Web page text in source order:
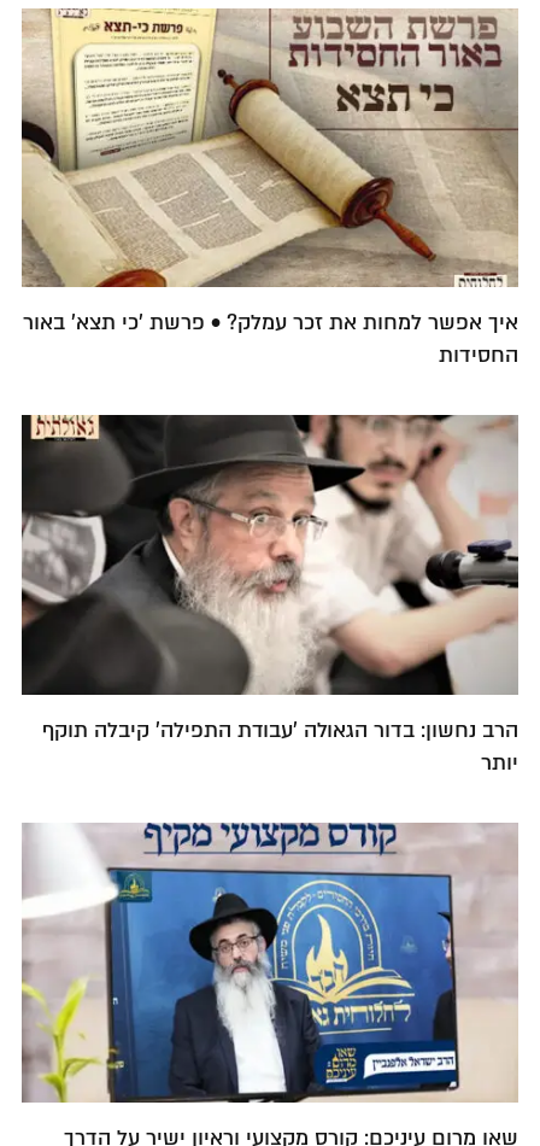
איך אפשר למחות את זכר עמלק? • פרשת 'כי תצא' באור
החסידות
הרב נחשון: בדור הגאולה 'עבודת התפילה' קיבלה תוקף
יותר
שאו מרום עיניכם: קורס מקצועי וראיון ישיר על הדרך